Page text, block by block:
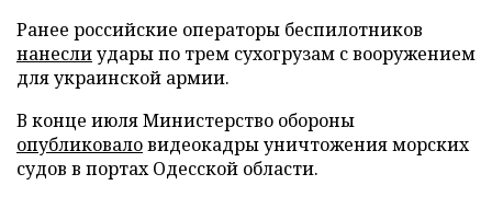
Ранее российские операторы беспилотников
нанеслиудары по трем сухогрузам с вооружением
для украинской армии.
В конце июля Министерство обороны
опубликоваловидеокадры уничтожения морских
судов в портах Одесской области.